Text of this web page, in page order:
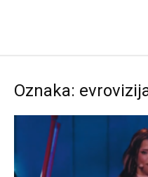
Oznaka: